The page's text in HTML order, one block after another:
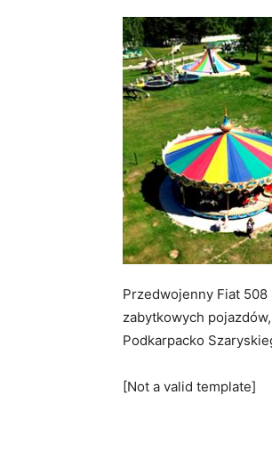
Przedwojenny Fiat 508
zabytkowych
Podkarpacko
[Not a valid template]